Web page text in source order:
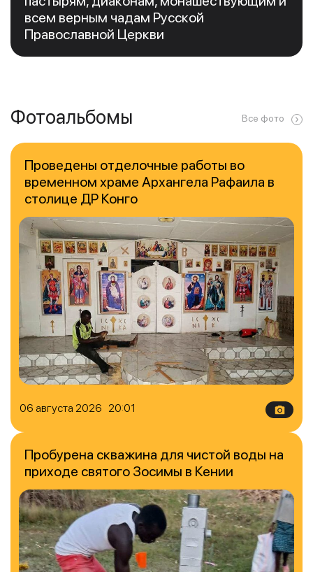
всем верным чадам Русской
Православной Церкви
Фотоальбомы Все фото
06 августа 2026 20:01
Проведены отделочные работы во
временном храме Архангела Рафаила в
столице ДР Конго
Пробурена скважина для чистой воды на
приходе святого Зосимы в Кении